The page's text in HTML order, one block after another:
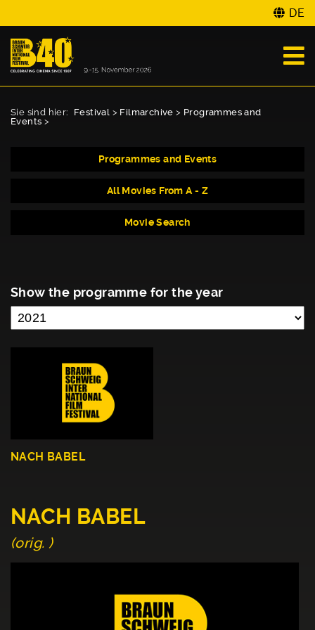
DE
Sie sind hier: Festival > Filmarchive > Programmes and
Events >
Programmes and Events
All Movies From A - Z
Movie Search
Show the programme for the year
NACH BABEL
NACH BABEL
(orig. )